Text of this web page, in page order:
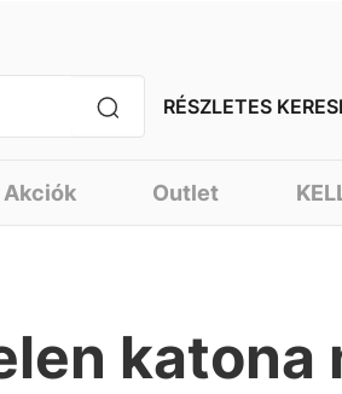
RÉSZLETES
Akciók Outlet
katona